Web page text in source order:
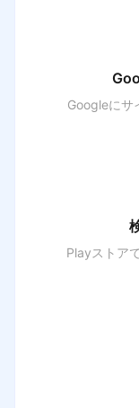
Googleにサ
Playストア